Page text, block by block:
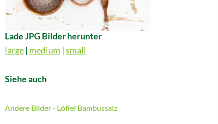
Lade JPG Bilder herunter
large | medium |small
Siehe auch
Andere Bilder - Löffel Bambussalz